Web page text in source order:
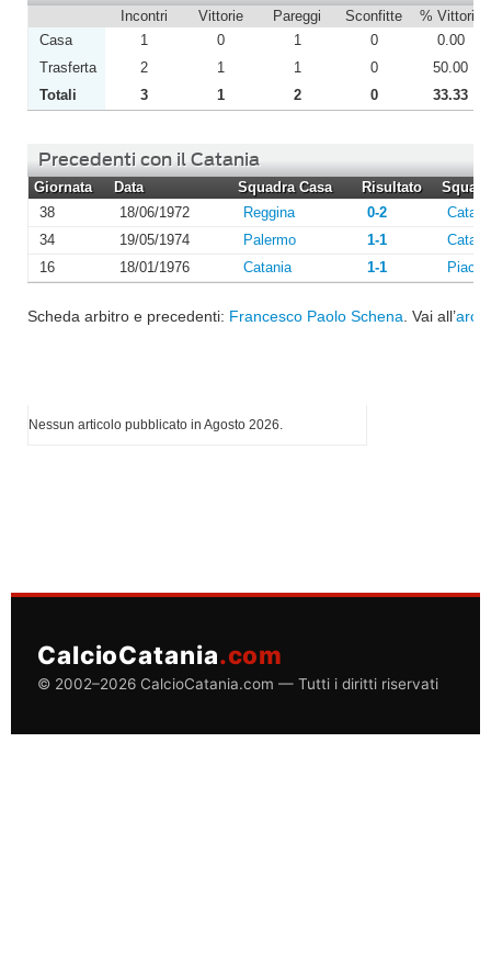
Incontri Vittorie Pareggi Sconfitte % Vittorie
Casa
1 0 1 0
0.00
Trasferta
2 1 1 0
50.00
Totali
3 1 2 0 33.33
Precedenti con il Catania
Giornata Data Squadra Casa Risultato
38
18/06/1972 Reggina 0-2
34
19/05/1974 Palermo 1-1
16
18/01/1976 Catania 1-1
Scheda arbitro e precedenti: Francesco Paolo Schena . Vai all’
Nessun articolo pubblicato in Agosto 2026.
CalcioCatania.com
© 2002–2026 CalcioCatania.com — Tutti i diritti riservati